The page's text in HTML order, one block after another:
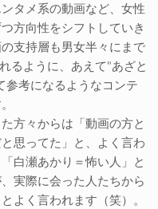
タメ系の動画など、女性
方向性をシフトしていき
支持層も男女半々にまで
るように、あえて"あざと
参考になるようなコンテ
方々からは「動画の方と
思ってた」と、よく言わ
白瀬あかり＝怖い人」と
実際に会った人たちから
よく言われます（笑）。